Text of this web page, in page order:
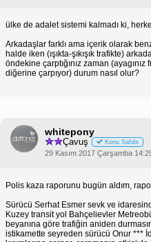
ülke de adalet sistemi kalmadı ki,
Arkadaşlar farklı ama içerik olarak
halde iken (ışıkta-şıkışık trafikte)
öndekine çarptığınız zaman
diğerine çarpıyor) durum nasıl olur?
whitepony
Çavuş Konu Sahibi
29 Kasım 2017 Çarşamba
Polis kaza raporunu bugün aldım,
Sürücü Serhat Esmer sevk ve
Kuzey transit yol Bahçelievler
beyanına göre trafiğin aniden
istikamette seyreden sürücü Onur ***